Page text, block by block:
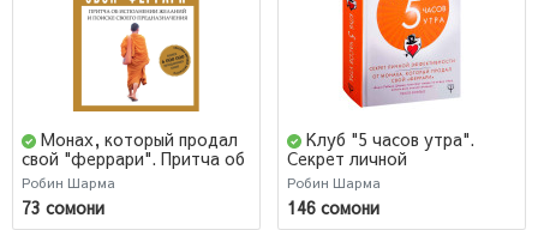
Монах, который продал
свой "феррари". Притча об
исполнении желаний и
поиске своего
предназначения (М)
Робин Шарма
73 сомони
Клуб "5 часов утра".
Секрет личной
эффективности от монаха,
который продал свой
"феррари" (Т)
Робин Шарма
146 сомони